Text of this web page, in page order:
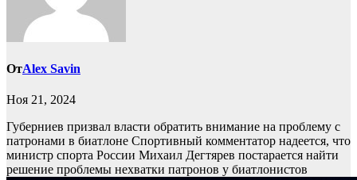
ОтAlex Savin
Ноя 21, 2024
Губерниев призвал власти обратить внимание на проблему с
патронами в биатлоне Спортивный комментатор надеется, что
министр спорта России Михаил Дегтярев постарается найти
решение проблемы нехватки патронов у биатлонистов